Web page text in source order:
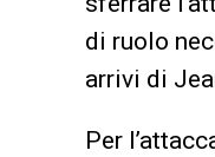
di ruolo
arrivi di
Per